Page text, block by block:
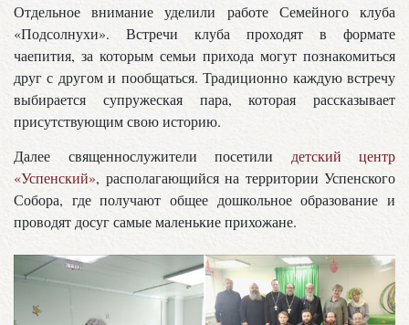
Отдельное внимание уделили работе Семейного клуба
«Подсолнухи». Встречи клуба проходят в формате
чаепития, за которым семьи прихода могут познакомиться
друг с другом и пообщаться. Традиционно каждую встречу
выбирается супружеская пара, которая рассказывает
присутствующим свою историю.
Далее священнослужители посетили детский центр
«Успенский», располагающийся на территории Успенского
Собора, где получают общее дошкольное образование и
проводят досуг самые маленькие прихожане.